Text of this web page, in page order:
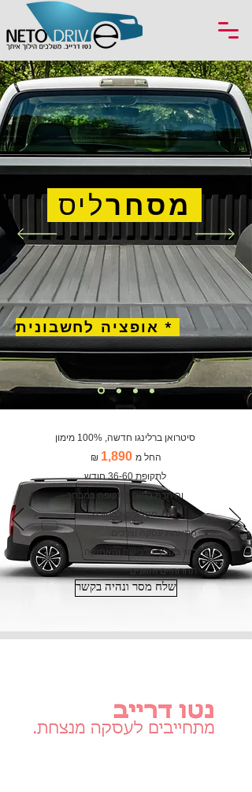
מסחרליס
* אופציה לחשבונית
שלח מסר ונהיה בקשר
סיטרואן ברלינגו חדשה, 100% מימון
החל מ
₪
לתקופת 36-60 חודש
והיתרה בתום התקופה במבחר
מסלולים לבחירה
התאמת עסקה וצרכים
ליווי בהליך הרכישה והאחזקה
תחרותיים והוגנים